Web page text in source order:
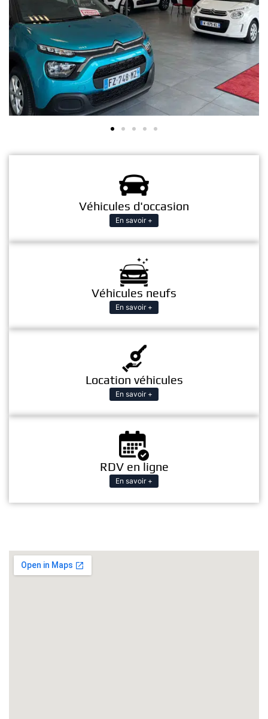
Véhicules d'occasion
En savoir +
Véhicules neufs
En savoir +
Location véhicules
En savoir +
RDV en ligne
En savoir +